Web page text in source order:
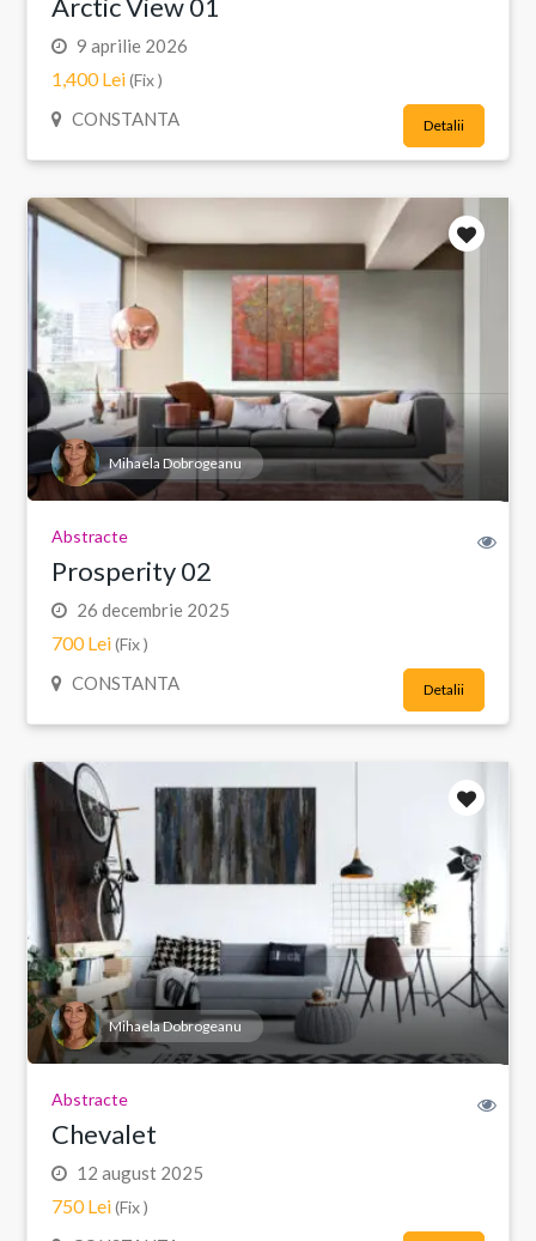
Arctic View 01
9 aprilie 2026
1,400 Lei(Fix )
CONSTANTA Detalii
Mihaela Dobrogeanu
Abstracte
Prosperity 02
26 decembrie 2025
700 Lei(Fix )
CONSTANTA Detalii
Mihaela Dobrogeanu
Abstracte
Chevalet
12 august 2025
750 Lei(Fix )